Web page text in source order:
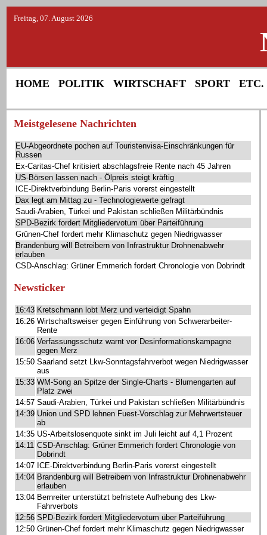
Freitag, 07. August 2026
HOME POLITIK WIRTSCHAFT SPORT ETC.
Meistgelesene Nachrichten
EU-Abgeordnete pochen auf Touristenvisa-Einschränkungen für
Russen
Ex-Caritas-Chef kritisiert abschlagsfreie Rente nach 45 Jahren
US-Börsen lassen nach - Ölpreis steigt kräftig
ICE-Direktverbindung Berlin-Paris vorerst eingestellt
Dax legt am Mittag zu - Technologiewerte gefragt
Saudi-Arabien, Türkei und Pakistan schließen Militärbündnis
SPD-Bezirk fordert Mitgliedervotum über Parteiführung
Grünen-Chef fordert mehr Klimaschutz gegen Niedrigwasser
Brandenburg will Betreibern von Infrastruktur Drohnenabwehr
erlauben
CSD-Anschlag: Grüner Emmerich fordert Chronologie von Dobrindt
Newsticker
16:43 Kretschmann lobt Merz und verteidigt Spahn
16:26 Wirtschaftsweiser gegen Einführung von Schwerarbeiter-
Rente
16:06 Verfassungsschutz warnt vor Desinformationskampagne
gegen Merz
15:50 Saarland setzt Lkw-Sonntagsfahrverbot wegen Niedrigwasser
aus
15:33 WM-Song an Spitze der Single-Charts - Blumengarten auf
Platz zwei
14:57 Saudi-Arabien, Türkei und Pakistan schließen Militärbündnis
14:39 Union und SPD lehnen Fuest-Vorschlag zur Mehrwertsteuer
ab
14:35 US-Arbeitslosenquote sinkt im Juli leicht auf 4,1 Prozent
14:11 CSD-Anschlag: Grüner Emmerich fordert Chronologie von
Dobrindt
14:07 ICE-Direktverbindung Berlin-Paris vorerst eingestellt
14:04 Brandenburg will Betreibern von Infrastruktur Drohnenabwehr
erlauben
13:04 Bernreiter unterstützt befristete Aufhebung des Lkw-
Fahrverbots
12:56 SPD-Bezirk fordert Mitgliedervotum über Parteiführung
12:50 Grünen-Chef fordert mehr Klimaschutz gegen Niedrigwasser